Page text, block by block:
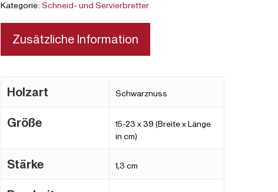
Kategorie:Schneid- und Servierbretter
Zusätzliche Information
Holzart Schwarznuss
Größe
15-23 x 39 (Breite x Länge
in cm)
Stärke 1,3 cm